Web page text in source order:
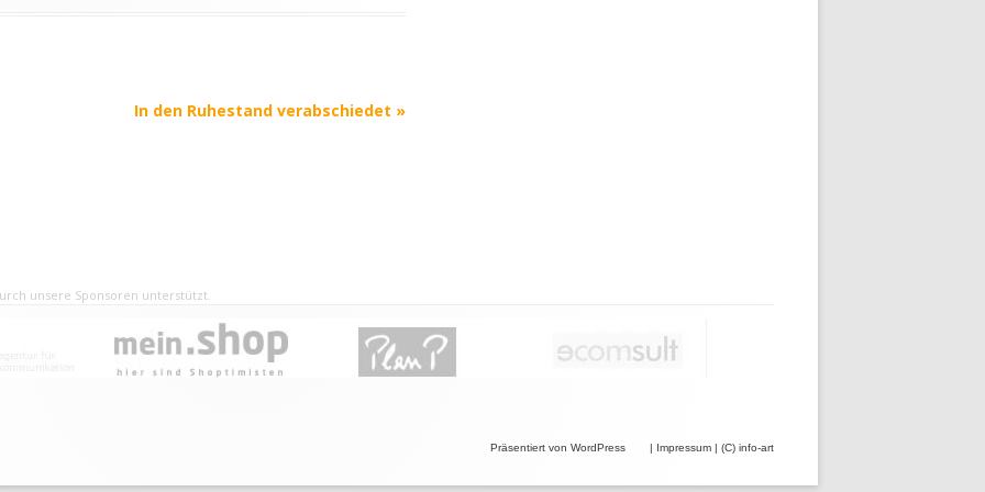
In den Ruhestand verabschiedet »
unsere Sponsoren unterstützt.
Präsentiert von WordPress
| Impressum | (C) info-art